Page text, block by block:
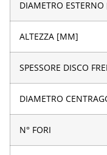
DIAMETRO
ALTEZZA [MM]
SPESSORE DISCO
DIAMETRO
N° FORI